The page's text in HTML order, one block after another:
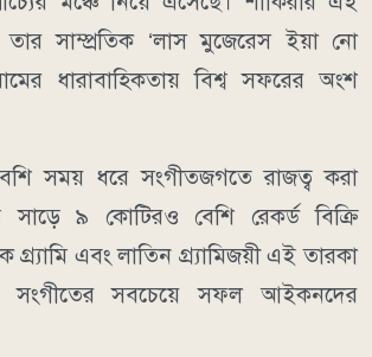
তার সাম্প্রতিক ‘লাস মুজেরেস ইয়া নো
ধারাবাহিকতায় বিশ্ব সফরের অংশ
সময় ধরে সংগীতজগতে রাজত্ব করা
সাড়ে ৯ কোটিরও বেশি রেকর্ড বিক্রি
এবং লাতিন গ্র্যামিজয়ী এই তারকা
সংগীতের সবচেয়ে সফল আইকনদের